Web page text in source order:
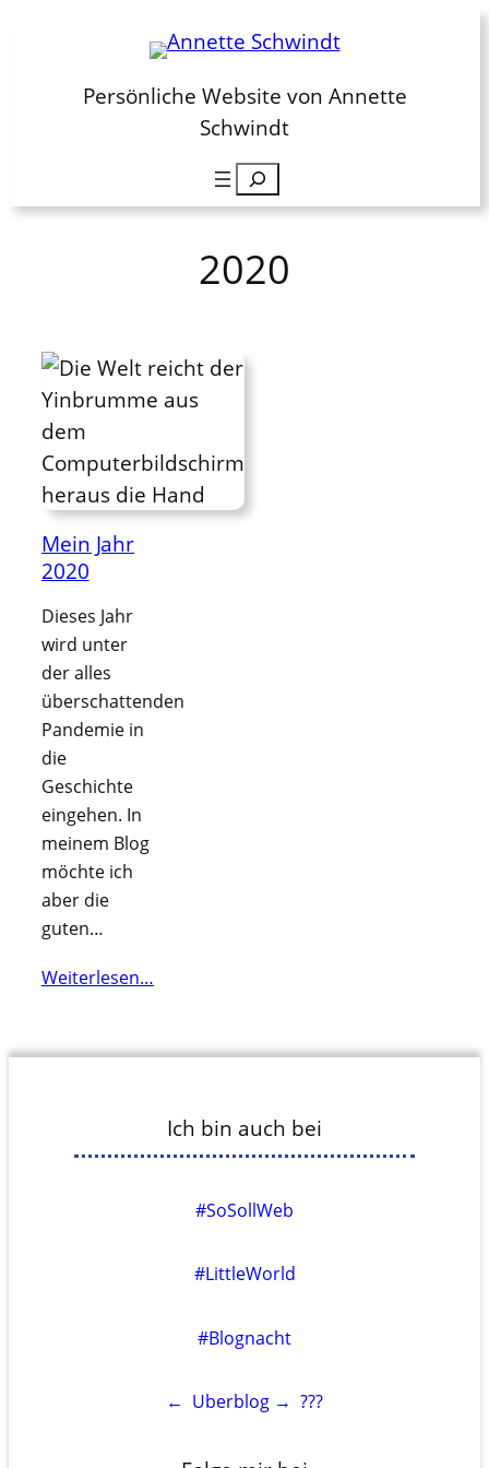
springenPersönliche Website von Annette
Schwindt
Suchen
2020
Mein Jahr
2020
Dieses Jahr
wird unter
der alles
überschattenden
Pandemie in
die
Geschichte
eingehen. In
meinem Blog
möchte ich
aber die
guten…
Weiterlesen…
Ich bin auch bei
#SoSollWeb
#LittleWorld
#Blognacht
← Uberblog → ???